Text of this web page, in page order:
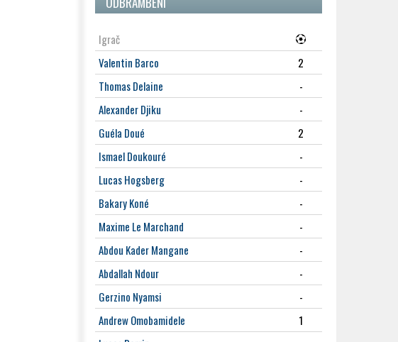
Igrač
Valentin Barco
2
Thomas Delaine
-
Alexander Djiku
-
Guéla Doué
2
Ismael Doukouré
-
Lucas Hogsberg
-
Bakary Koné
-
Maxime Le Marchand
-
Abdou Kader Mangane
-
Abdallah Ndour
-
Gerzino Nyamsi
-
Andrew Omobamidele
1